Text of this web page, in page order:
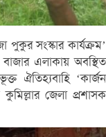
পুকুর সংস্কার কার্যক্রম’
এলাকায় অবস্থিত
ঐতিহ্যবাহি ‘কার্জন
জেলা প্রশাসক